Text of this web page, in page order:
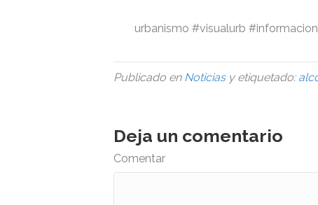
urbanismo #visualurb
Publicado en Noticiasy etiquetado:
Deja un comentario
Comentar